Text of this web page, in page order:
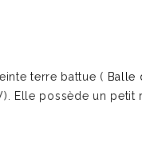
terre battue ( Balle
Elle possède un petit